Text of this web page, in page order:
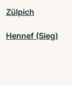
Zülpich
Hennef (Sieg)